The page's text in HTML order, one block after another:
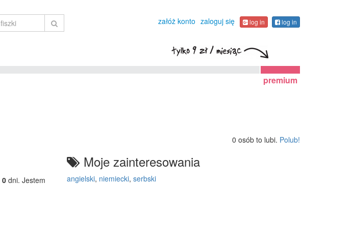
załóż konto zaloguj się log in log in
premium
0 osób to lubi. Polub!
0 dni. Jestem
Moje zainteresowania
angielski, niemiecki, serbski